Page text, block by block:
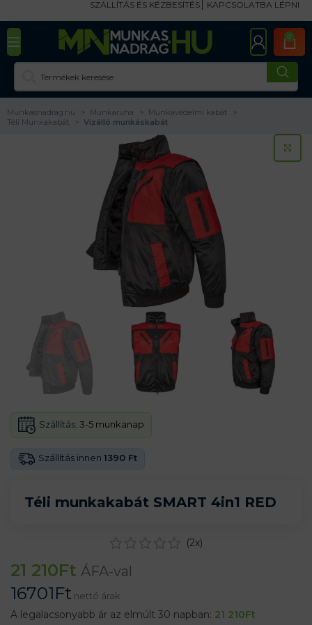
SZÁLLÍTÁS ÉS KÉZBESÍTÉS KAPCSOLATBA LÉPNI
0
Munkasnadrag.hu Munkaruha
Munkavédelmi kabát
Téli Munkakabát
Vízálló munkáskabát
Téli munkakabát SMART 4in1 RED
Szállítás innen 1390 Ft
Szállítás: 3-5 munkanap
(2x)
21 210Ft ÁFA-val
16701Ft nettó árak
A legalacsonyabb ár az elmúlt 30 napban: 21 210Ft